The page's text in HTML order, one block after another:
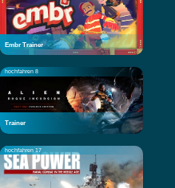
Embr Trainer
hochfahren 8
Trainer
hochfahren 17